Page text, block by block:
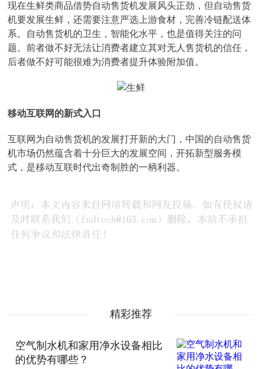
现在生鲜类商品借势自动售货机发展风头正劲，但自动售货
机要发展生鲜，还需要注意严选上游食材，完善冷链配送体
系。自动售货机的卫生，智能化水平，也是值得关注的问
题。前者做不好无法让消费者建立其对无人售货机的信任，
后者做不好可能很难为消费者提升体验附加值。
移动互联网的新式入口
互联网为自动售货机的发展打开新的大门，中国的自动售货
机市场仍然蕴含着十分巨大的发展空间，开拓新型服务模
式，是移动互联时代出奇制胜的一柄利器。
精彩推荐
空气制水机和家用净水设备相比
的优势有哪些？